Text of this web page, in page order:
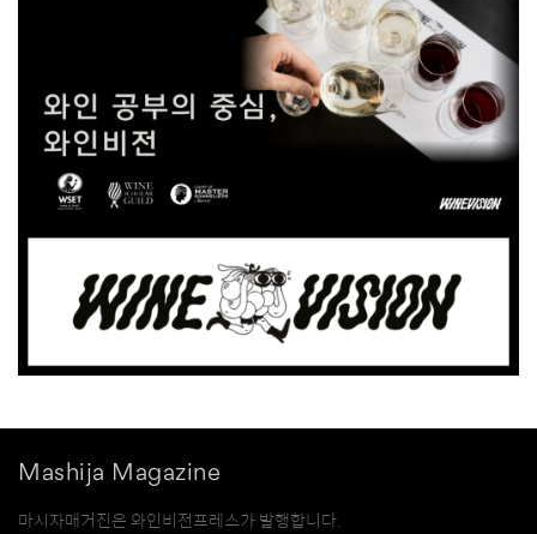
Mashija Magazine
마시자매거진은 와인비전프레스가 발행합니다.